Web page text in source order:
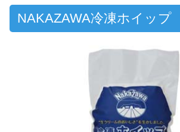
NAKAZAWA冷凍ホイップ